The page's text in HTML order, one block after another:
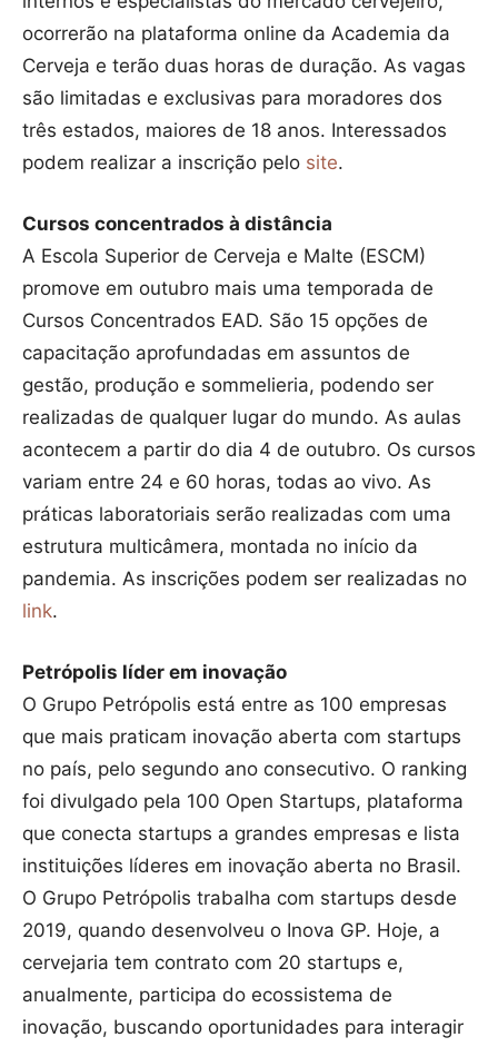
ocorrerão na plataforma online da Academia da
Cerveja e terão duas horas de duração. As vagas
são limitadas e exclusivas para moradores dos
três estados, maiores de 18 anos. Interessados
podem realizar a inscrição pelo site.
Cursos concentrados à distância
A Escola Superior de Cerveja e Malte (ESCM)
promove em outubro mais uma temporada de
Cursos Concentrados EAD. São 15 opções de
capacitação aprofundadas em assuntos de
gestão, produção e sommelieria, podendo ser
realizadas de qualquer lugar do mundo. As aulas
acontecem a partir do dia 4 de outubro. Os cursos
variam entre 24 e 60 horas, todas ao vivo. As
práticas laboratoriais serão realizadas com uma
estrutura multicâmera, montada no início da
pandemia. As inscrições podem ser realizadas no
link.
Petrópolis líder em inovação
O Grupo Petrópolis está entre as 100 empresas
que mais praticam inovação aberta com startups
no país, pelo segundo ano consecutivo. O ranking
foi divulgado pela 100 Open Startups, plataforma
que conecta startups a grandes empresas e lista
instituições líderes em inovação aberta no Brasil.
O Grupo Petrópolis trabalha com startups desde
2019, quando desenvolveu o Inova GP. Hoje, a
cervejaria tem contrato com 20 startups e,
anualmente, participa do ecossistema de
inovação, buscando oportunidades para interagir